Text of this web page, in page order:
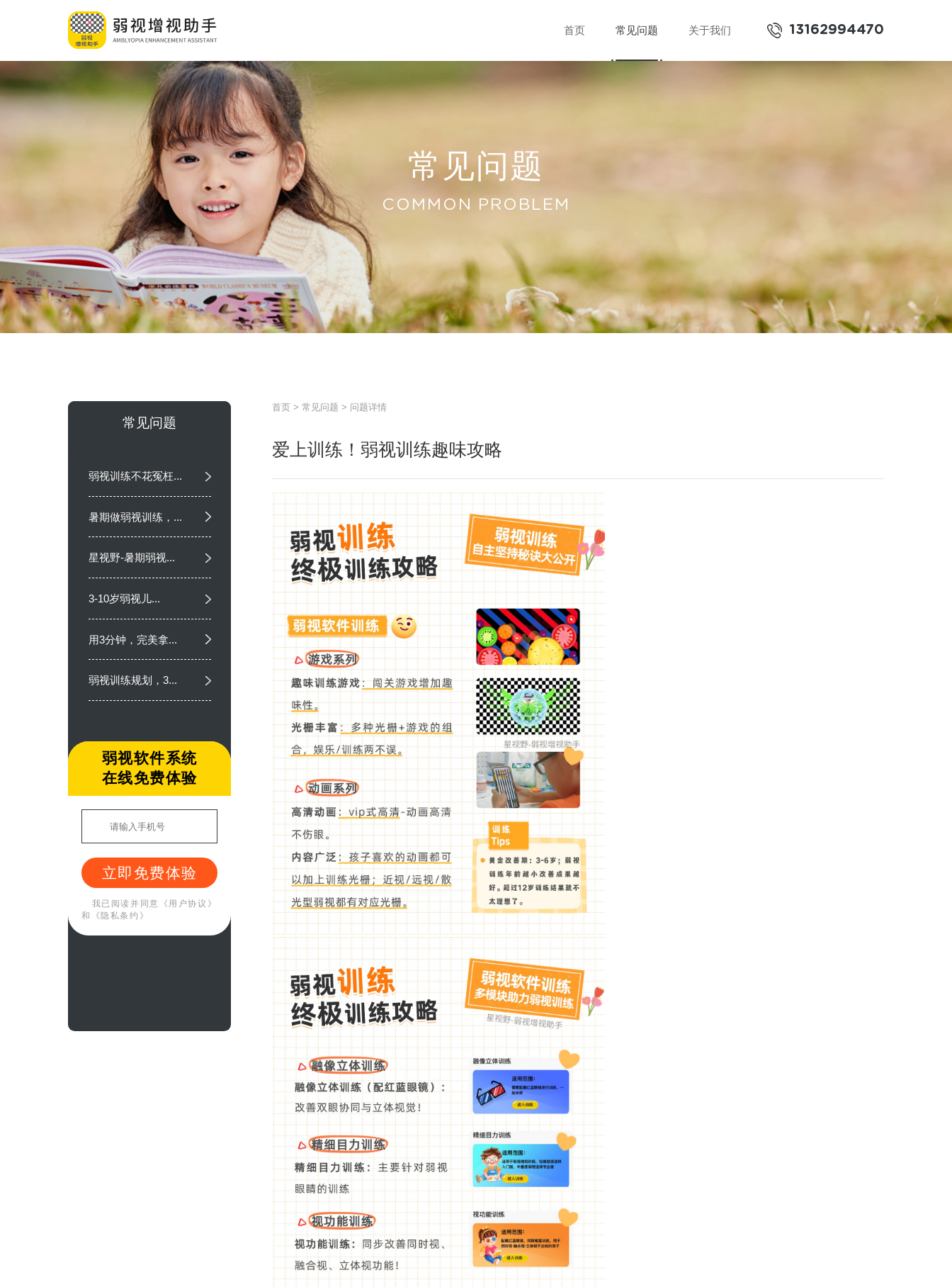
13162994470
首页 常见问题 关于我们
常见问题
COMMON PROBLEM
常见问题
弱视训练不花冤枉...
暑期做弱视训练，...
星视野-暑期弱视...
3-10岁弱视儿...
用3分钟，完美拿...
弱视训练规划，3...
弱视软件系统
在线免费体验
立即免费体验
我已阅读并同意
《用户协议》
和
《隐私条约》
首页 > 常见问题 > 问题详情
爱上训练！弱视训练趣味攻略